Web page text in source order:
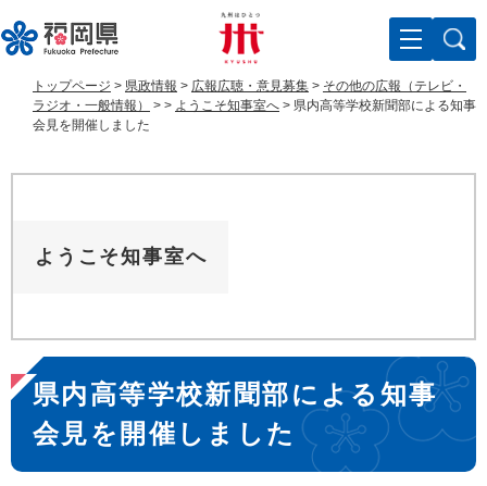
ー
ジ
す
ニ
ュ
し
トップページ > 県政情報 > 広報広聴・意見募集 > その他の広報（テレビ・
ラジオ・一般情報）
> > ようこそ知事室へ > 県内高等学校新聞部による知事
会見を開催しました
ようこそ知事室へ
本
文
県内高等学校新聞部による知事
会見を開催しました